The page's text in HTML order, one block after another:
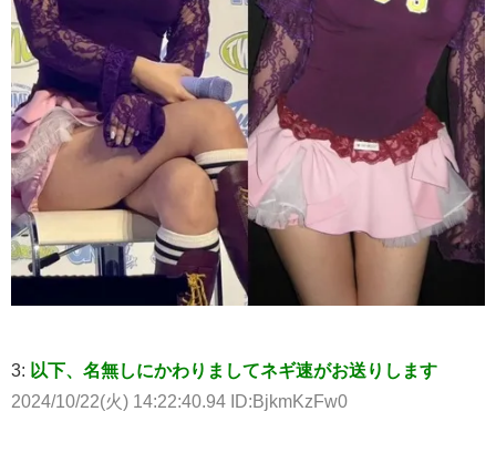
3: 以下、名無しにかわりましてネギ速がお送りします
2024/10/22(火) 14:22:40.94 ID:BjkmKzFw0